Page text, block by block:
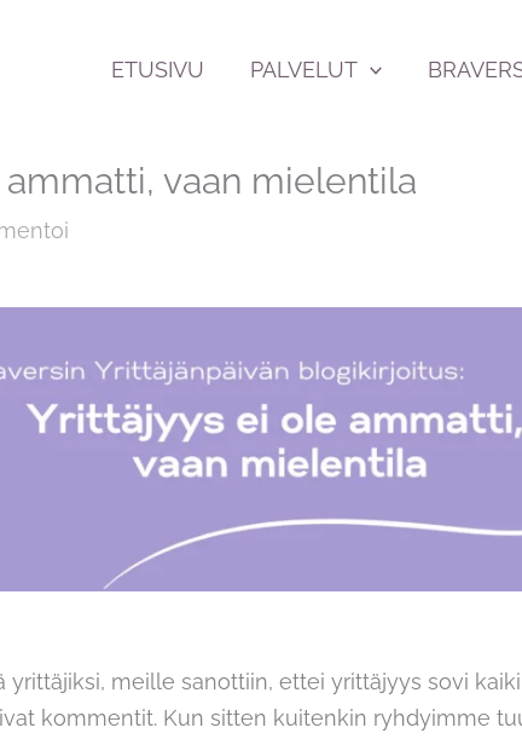
ETUSIVU PALVELUT
vaan mielentila
meille sanottiin, ettei yrittäjyys sovi
kommentit. Kun sitten kuitenkin ryhdyimme